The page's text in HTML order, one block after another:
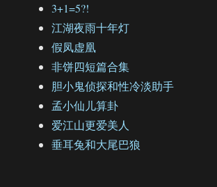
3+1=5?!
江湖夜雨十年灯
假凤虚凰
非饼四短篇合集
胆小鬼侦探和性冷淡助手
孟小仙儿算卦
爱江山更爱美人
垂耳兔和大尾巴狼